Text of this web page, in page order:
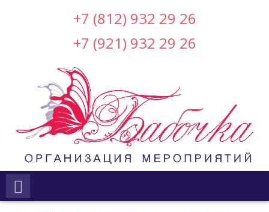
+7 (812) 932 29 26
+7 (921) 932 29 26